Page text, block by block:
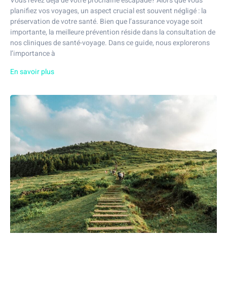
planifiez vos voyages, un aspect crucial est souvent négligé : la
préservation de votre santé. Bien que l’assurance voyage soit
importante, la meilleure prévention réside dans la consultation de
nos cliniques de santé-voyage. Dans ce guide, nous explorerons
l’importance à
En savoir plus